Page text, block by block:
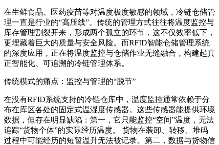
在生鲜食品、医药疫苗等对温度极度敏感的领域，冷链仓储管
理一直是行业的“高压线”。传统的管理方式往往将温度监控与
库存管理割裂开来，形成两个孤立的环节，这不仅效率低下，
更埋藏着巨大的质量与安全风险。而RFID智能仓储管理系统
的深度应用，正在将温度监控与仓储作业无缝融合，构建起真
正智能化、可追溯的冷链管理体系。
传统模式的痛点：监控与管理的“脱节”
在没有RFID系统支持的冷链仓库中，温度监控通常依赖于分
布在库区各处的固定式温湿度传感器。这些传感器能提供环境
数据，但存在明显缺陷：第一，它只能监控“空间”温度，无法
追踪“货物个体”的实际经历温度。 货物在装卸、转移、堆码
过程中可能经历的短暂温升无法被记录。第二，数据与货物信